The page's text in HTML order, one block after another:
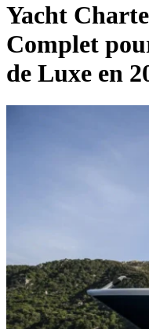
Yacht
Complet
de Luxe en